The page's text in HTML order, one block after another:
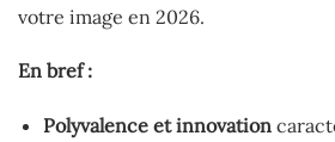
votre image en 2026.
En bref :
Polyvalence et innovation